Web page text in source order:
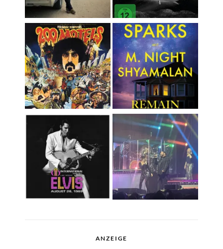
ANZEIGE